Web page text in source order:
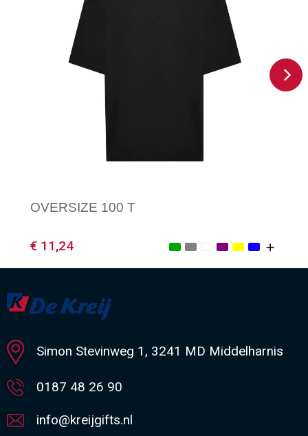
OVERSIZE 100 T
€ 11,24
Minimale afname: 1
Simon Stevinweg 1, 3241 MD Middelharnis
0187 48 26 90
info@kreijgifts.nl